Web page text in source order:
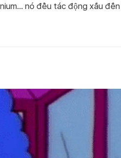
nó đều tác động xấu